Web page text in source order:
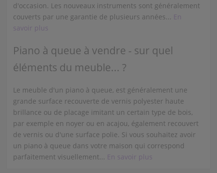
d'occasion. Les nouveaux instruments sont généralement
couverts par une garantie de plusieurs années... En
savoir plus
Piano à queue à vendre - sur quel
éléments du meuble... ?
Le meuble d'un piano à queue, est généralement une
grande surface recouverte de vernis polyester haute
brillance ou de placage imitant un certain type de bois,
par exemple en noyer ou en acajou, également recouvert
de vernis ou d'une surface polie. Si vous souhaitez avoir
un piano à queue dans votre maison qui correspond
parfaitement visuellement... En savoir plus